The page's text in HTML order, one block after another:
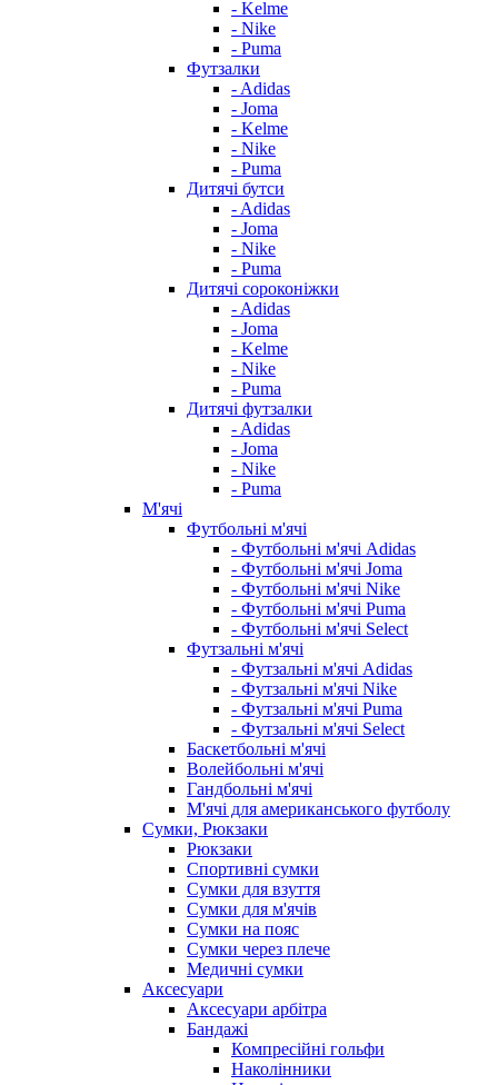
- Kelme
- Nike
- Puma
Футзалки
- Adidas
- Joma
- Kelme
- Nike
- Puma
Дитячі бутси
- Adidas
- Joma
- Nike
- Puma
Дитячі сороконіжки
- Adidas
- Joma
- Kelme
- Nike
- Puma
Дитячі футзалки
- Adidas
- Joma
- Nike
- Puma
М'ячі
Футбольні м'ячі
- Футбольні м'ячі Adidas
- Футбольні м'ячі Joma
- Футбольні м'ячі Nike
- Футбольні м'ячі Puma
- Футбольні м'ячі Select
Футзальні м'ячі
- Футзальні м'ячі Adidas
- Футзальні м'ячі Nike
- Футзальні м'ячі Puma
- Футзальні м'ячі Select
Баскетбольні м'ячі
Волейбольні м'ячі
Гандбольні м'ячі
М'ячі для американського футболу
Сумки, Рюкзаки
Рюкзаки
Спортивні сумки
Сумки для взуття
Сумки для м'ячів
Сумки на пояс
Сумки через плече
Медичні сумки
Аксесуари
Аксесуари арбітра
Бандажі
Компресійні гольфи
Наколінники